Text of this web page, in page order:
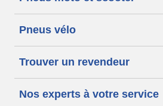
Pneus vélo
Trouver un revendeur
Nos experts à votre service